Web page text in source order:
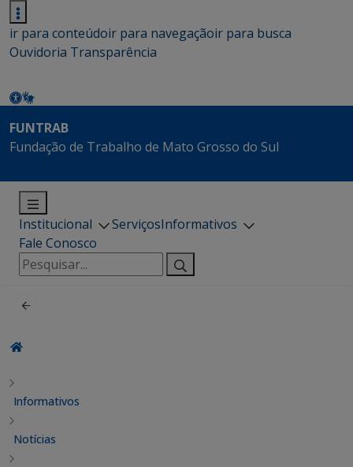
ir para conteúdoir para navegaçãoir para busca
Ouvidoria Transparência
FUNTRAB
Fundação de Trabalho de Mato Grosso do Sul
Institucional ServiçosInformativos
Fale Conosco
Pesquisar
por:
Informativos
Notícias